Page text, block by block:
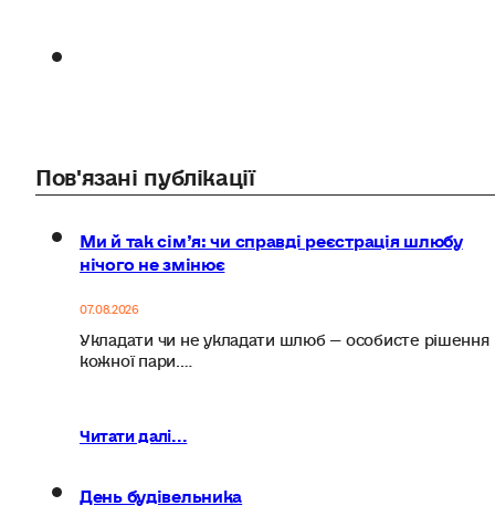
Пов'язані публікації
Ми й так сім’я: чи справді реєстрація шлюбу
нічого не змінює
07.08.2026
Укладати чи не укладати шлюб — особисте рішення
кожної пари.…
Читати далі...
День будівельника